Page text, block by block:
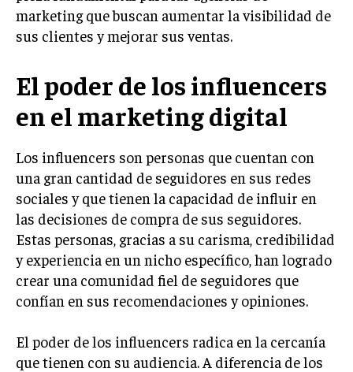
LIFESTYLE
AGENCIAS DE MARKETING
AGENCIAS DE POSICIONAMIENTO WEB SEO
MARKETING DIGITAL
PUBLICIDAD
VENTAS Y PERSUASIÓN
GESTIÓN DE PRODUCTOS
COMUNICACIÓN CORPORATIVA
INVESTIGACIÓN DE MERCADO
marketing que buscan aumentar la visibilidad de
sus clientes y mejorar sus ventas.
El poder de los influencers
en el marketing digital
Los influencers son personas que cuentan con
una gran cantidad de seguidores en sus redes
sociales y que tienen la capacidad de influir en
las decisiones de compra de sus seguidores.
Estas personas, gracias a su carisma, credibilidad
y experiencia en un nicho específico, han logrado
crear una comunidad fiel de seguidores que
confían en sus recomendaciones y opiniones.
El poder de los influencers radica en la cercanía
que tienen con su audiencia. A diferencia de los